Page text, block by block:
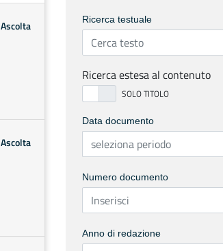
Ascolta
Ascolta
Ricerca testuale
Ricerca estesa al contenuto
Data documento
Numero documento
Anno di redazione